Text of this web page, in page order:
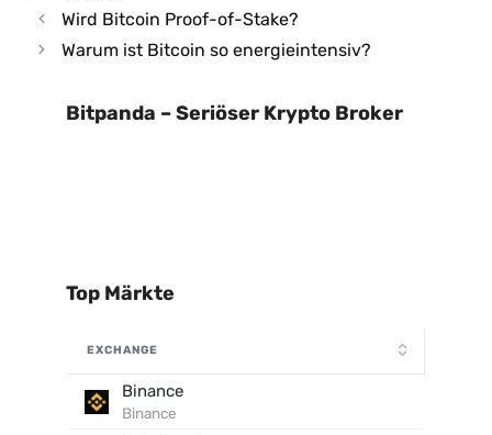
Wird Bitcoin Proof-of-Stake?
Warum ist Bitcoin so energieintensiv?
Bitpanda – Seriöser Krypto Broker
Top Märkte
EXCHANGE
Binance
Binance